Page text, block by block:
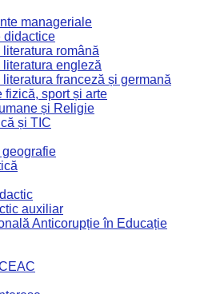
manageriale
didactice
literatura română
literatura engleză
literatura franceză și germană
fizică, sport și arte
și Religie
și TIC
geografie
auxiliar
Anticorupție în Educație